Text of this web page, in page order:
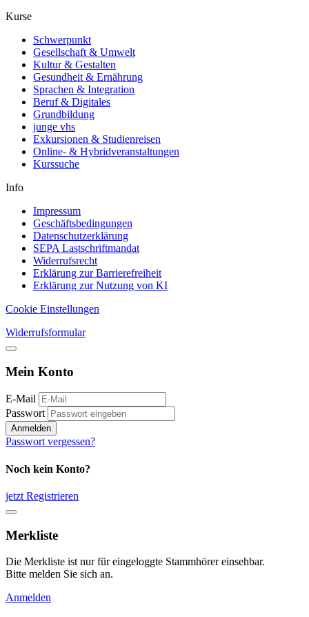
Kurse
Schwerpunkt
Gesellschaft & Umwelt
Kultur & Gestalten
Gesundheit & Ernährung
Sprachen & Integration
Beruf & Digitales
Grundbildung
junge vhs
Exkursionen & Studienreisen
Online- & Hybridveranstaltungen
Kurssuche
Info
Impressum
Geschäftsbedingungen
Datenschutzerklärung
SEPA Lastschriftmandat
Widerrufsrecht
Erklärung zur Barrierefreiheit
Erklärung zur Nutzung von KI
Cookie Einstellungen
Widerrufsformular
Mein Konto
E-Mail
Passwort
Anmelden
Passwort vergessen?
Noch kein Konto?
jetzt Registrieren
Merkliste
Die Merkliste ist nur für eingeloggte Stammhörer einsehbar.
Bitte melden Sie sich an.
Anmelden